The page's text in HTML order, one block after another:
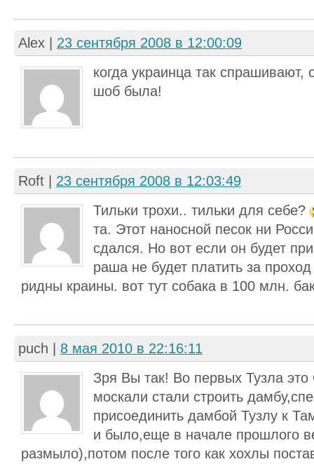
Alex
23 сентября 2008 в 12:00:09
когда украинца так спрашивают,
шоб была!
Roft
23 сентября 2008 в 12:03:49
Тильки трохи.. тильки для себе?
та. Этот наносной песок ни
сдался. Но вот если он будет
раша не будет платить за
ридны краины. вот тут собака в 100 млн.
puch
8 мая 2010 в 22:16:11
Зря Вы так! Во первых Тузла
москали стали строить
присоединить дамбой Тузлу к
и было,еще в начале прошлого
размыло),потом после того как хохлы